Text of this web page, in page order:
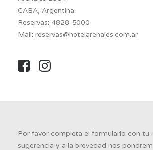
Web Check-in
CABA, Argentina
Reservas: 4828-5000
Mail: reservas@hotelarenales.com.ar
Por favor completa el formulario con tu
sugerencia y a la brevedad nos